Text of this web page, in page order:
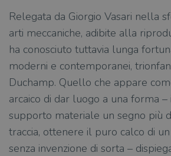
Relegata da Giorgio Vasari nella
arti meccaniche, adibite alla
ha conosciuto tuttavia lunga
moderni e contemporanei,
Duchamp. Quello che appare
arcaico di dar luogo a una forma
supporto materiale un segno più
traccia, ottenere il puro calco di
senza invenzione di sorta –